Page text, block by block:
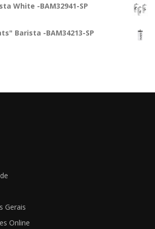
White -BAM32941-SP
Barista -BAM34213-SP
Gerais
Online